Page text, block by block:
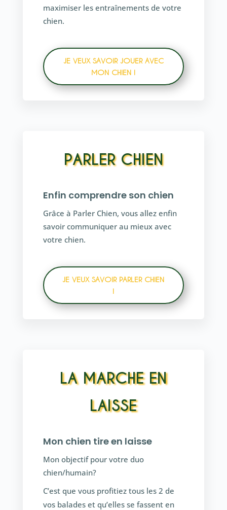
maximiser les entraînements de votre
chien.
JE VEUX SAVOIR JOUER AVEC
MON CHIEN !
PARLER CHIEN
Enfin comprendre son chien
Grâce à Parler Chien, vous allez enfin
savoir communiquer au mieux avec
votre chien.
JE VEUX SAVOIR PARLER CHIEN
!
LA MARCHE EN
LAISSE
Mon chien tire en laisse
Mon objectif pour votre duo
chien/humain?
C’est que vous profitiez tous les 2 de
vos balades et qu’elles se fassent en